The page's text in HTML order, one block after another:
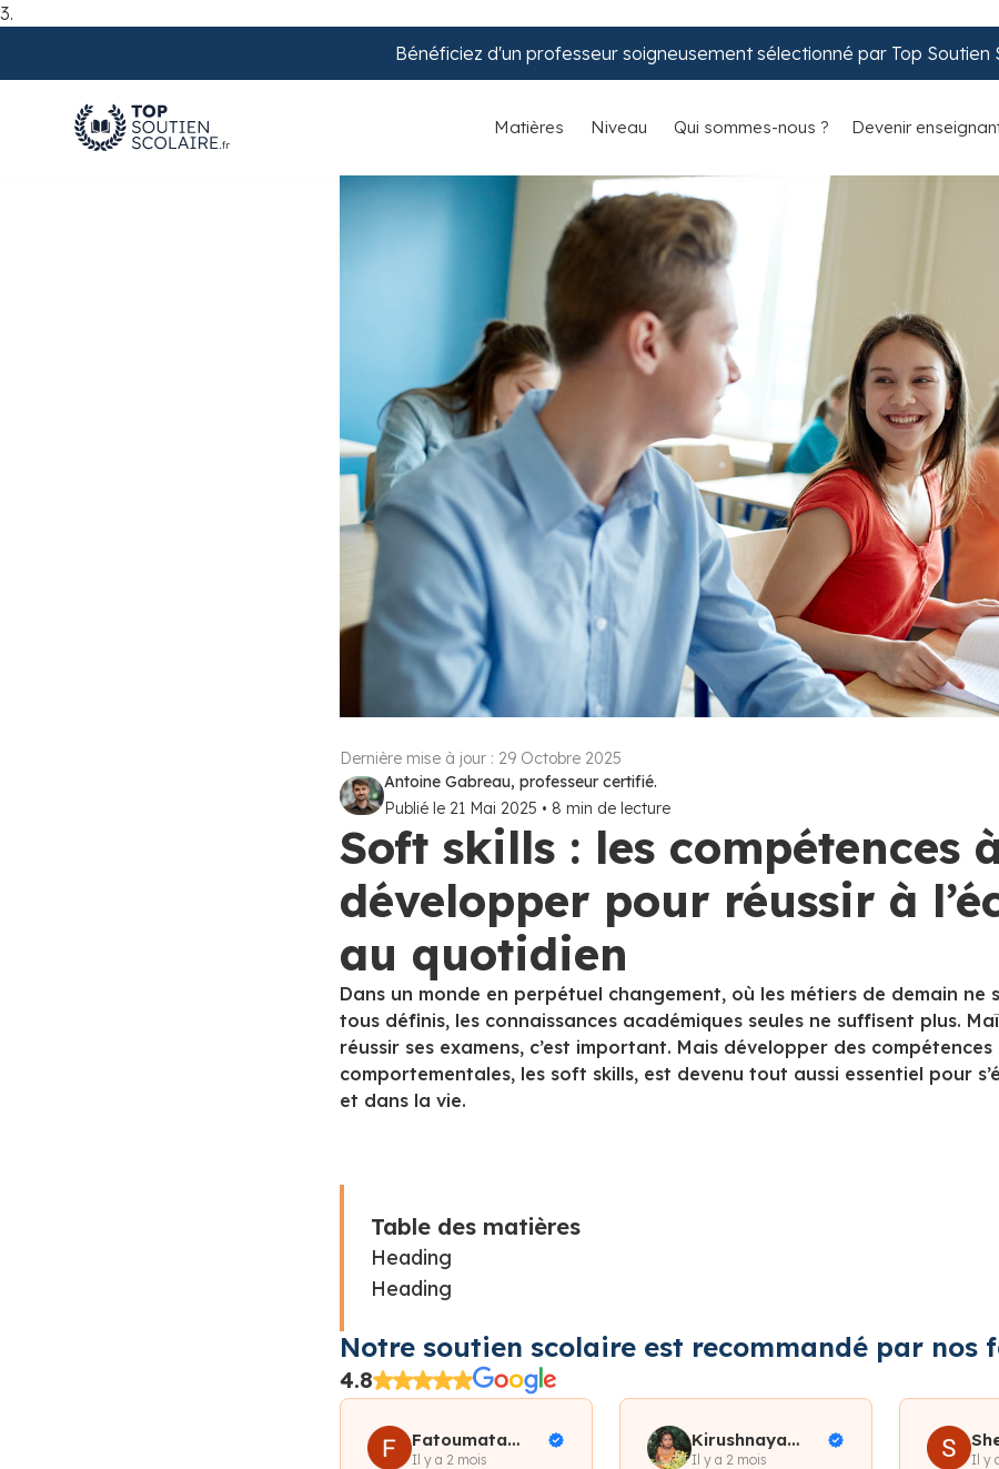
3.
Bénéficiez d'un professeur soigneusement sélectionné par Top Soutien
Matières Niveau Qui sommes-nous ? Devenir
Dernière mise à jour : 29 Octobre 2025
Antoine Gabreau, professeur certifié.
Publié le 21 Mai 2025 • 8 min de lecture
Soft skills : les compétences
développer pour réussir à
au quotidien
Dans un monde en perpétuel changement, où les métiers de demain ne
tous définis, les connaissances académiques seules ne suffisent plus.
réussir ses examens, c’est important. Mais développer des compétences
comportementales, les soft skills, est devenu tout aussi essentiel pour
et dans la vie.
Table des matières
Heading
Heading
Notre soutien scolaire est recommandé par nos
4.8
Fatoumata
Diaraye Diallo
Il y a 2 mois
Kirushnaya
Subramaniam
Il y a 2 mois Il y